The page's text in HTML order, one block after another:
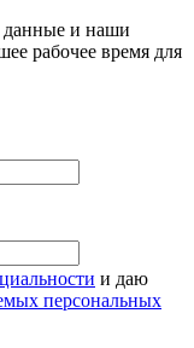
данные и наши
рабочее время для
и даю
персональных